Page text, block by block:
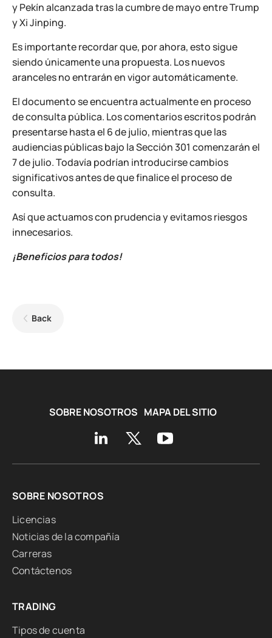
y Pekín alcanzada tras la cumbre de mayo entre Trump
y Xi Jinping.
Es importante recordar que, por ahora, esto sigue
siendo únicamente una propuesta. Los nuevos
aranceles no entrarán en vigor automáticamente.
El documento se encuentra actualmente en proceso
de consulta pública. Los comentarios escritos podrán
presentarse hasta el 6 de julio, mientras que las
audiencias públicas bajo la Sección 301 comenzarán el
7 de julio. Todavía podrían introducirse cambios
significativos antes de que finalice el proceso de
consulta.
Así que actuamos con prudencia y evitamos riesgos
innecesarios.
¡Beneficios para todos!
Back
SOBRE NOSOTROS MAPA DEL SITIO
SOBRE NOSOTROS
Licencias
Noticias de la compañía
Carreras
Contáctenos
TRADING
Tipos de cuenta